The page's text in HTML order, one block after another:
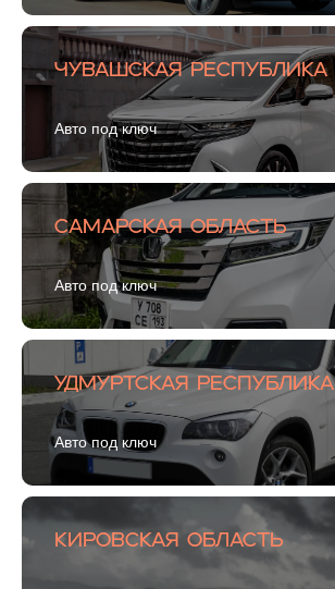
Чувашская Республика
Авто под ключ
Самарская область
Авто под ключ
Удмуртская республика
Авто под ключ
Кировская область